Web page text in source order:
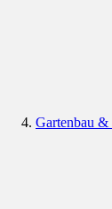
Gartenbau &